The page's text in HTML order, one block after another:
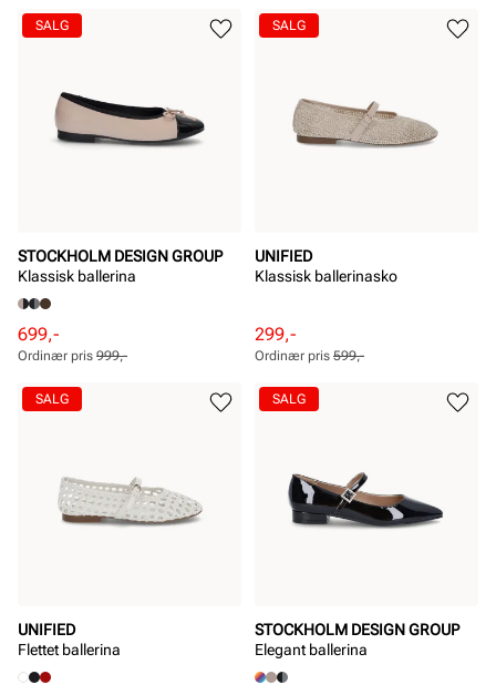
Pris
Pris
Pris
Pris
STOCKHOLM DESIGN GROUP
Klassisk ballerina
Rabattert
pris
Pris
699,-
Ordinær
pris
Pris
Ordinær pris 999,-
SALG
UNIFIED
Klassisk ballerinasko
Rabattert
pris
Pris
299,-
Ordinær
pris
Pris
Ordinær pris 599,-
SALG
UNIFIED
Flettet ballerina
SALG
STOCKHOLM DESIGN GROUP
Elegant ballerina
SALG